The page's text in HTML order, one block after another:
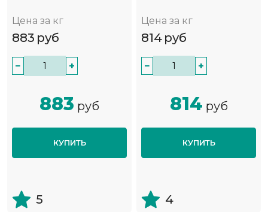
Цена за кг
883 руб
− +
883 руб
КУПИТЬ
5
Цена за кг
814 руб
− +
814 руб
КУПИТЬ
4